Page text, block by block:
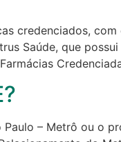
credenciados,
Saúde, que
– Metrô ou o